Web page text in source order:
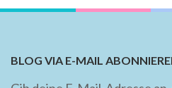
BLOG VIA E-MAIL